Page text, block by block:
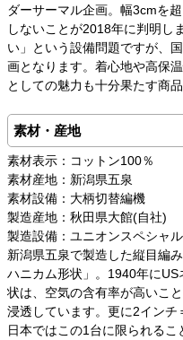
ダーサーマル企画。幅3cmを
しないことが2018年に判明し
い」という設備問題ですが、
画となります。着心地や高保
としての魅力も十分果たす商
素材・産地
素材表示：コットン100％
素材産地：新潟県五泉
素材設備：大柄切替編機
製造産地：秋田県大館(自社)
製造設備：ユニオンスペシャル
新潟県五泉で製造した縦目編
ハニカム形状」。1940年に
状は、空気の含有率が高いこ
浸透しています。更に2イン
日本ではこの1台に限られる